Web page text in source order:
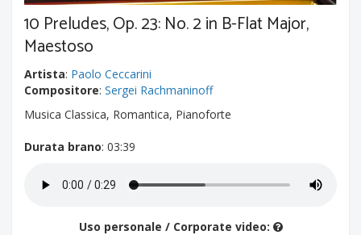
10 Preludes, Op. 23: No. 2 in B-Flat Major,
Maestoso
Artista: Paolo Ceccarini
Compositore: Sergei Rachmaninoff
Musica Classica, Romantica, Pianoforte
Durata brano: 03:39
Uso personale / Corporate video: